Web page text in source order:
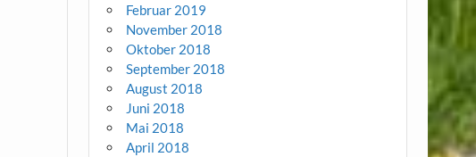
Februar 2019
November 2018
Oktober 2018
September 2018
August 2018
Juni 2018
Mai 2018
April 2018